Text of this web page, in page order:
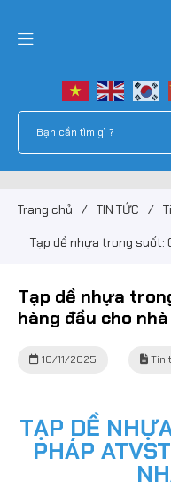
Trang chủ / TIN TỨC /
Tạp dề nhựa trong suốt:
Tạp dề nhựa
hàng đầu cho
10/11/2025 Tin
TẠP DỀ
PHÁP